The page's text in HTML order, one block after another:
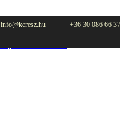
info@keresz.hu +36 30 086 66 37